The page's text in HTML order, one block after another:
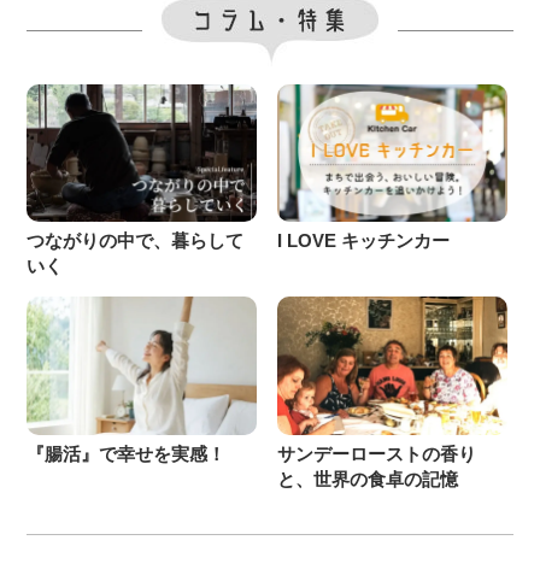
つながりの中で、暮らして
いく
I LOVE キッチンカー
『腸活』で幸せを実感！
サンデーローストの香り
と、世界の食卓の記憶